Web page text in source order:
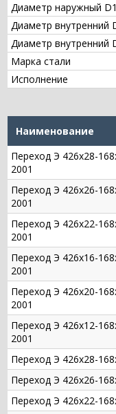
Диаметр наружный
Диаметр внутренний
Диаметр внутренний
Марка стали
Исполнение
Наименование
Переход Э 426х28-
2001
Переход Э 426х26-
2001
Переход Э 426х22-
2001
Переход Э 426х16-
2001
Переход Э 426х20-
2001
Переход Э 426х12-
2001
Переход Э 426х28-
Переход Э 426х26-
Переход Э 426х22-